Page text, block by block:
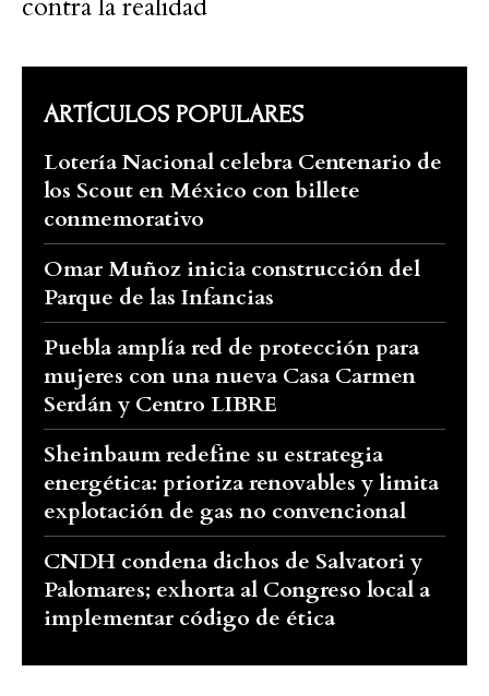
contra la realidad
ARTÍCULOS POPULARES
Lotería Nacional celebra Centenario de
los Scout en México con billete
conmemorativo
Omar Muñoz inicia construcción del
Parque de las Infancias
Puebla amplía red de protección para
mujeres con una nueva Casa Carmen
Serdán y Centro LIBRE
Sheinbaum redefine su estrategia
energética: prioriza renovables y limita
explotación de gas no convencional
CNDH condena dichos de Salvatori y
Palomares; exhorta al Congreso local a
implementar código de ética